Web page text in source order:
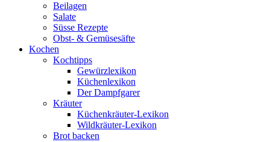
Beilagen
Salate
Süsse Rezepte
Obst- & Gemüsesäfte
Kochen
Kochtipps
Gewürzlexikon
Küchenlexikon
Der Dampfgarer
Kräuter
Küchenkräuter-Lexikon
Wildkräuter-Lexikon
Brot backen